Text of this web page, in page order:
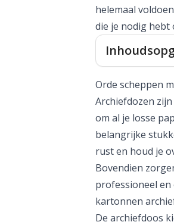
helemaal
die je nodig hebt
Orde scheppen
Archiefdozen
om al je losse
belangrijke
rust en houd je
Bovendien
professioneel
kartonnen
De archiefdoos